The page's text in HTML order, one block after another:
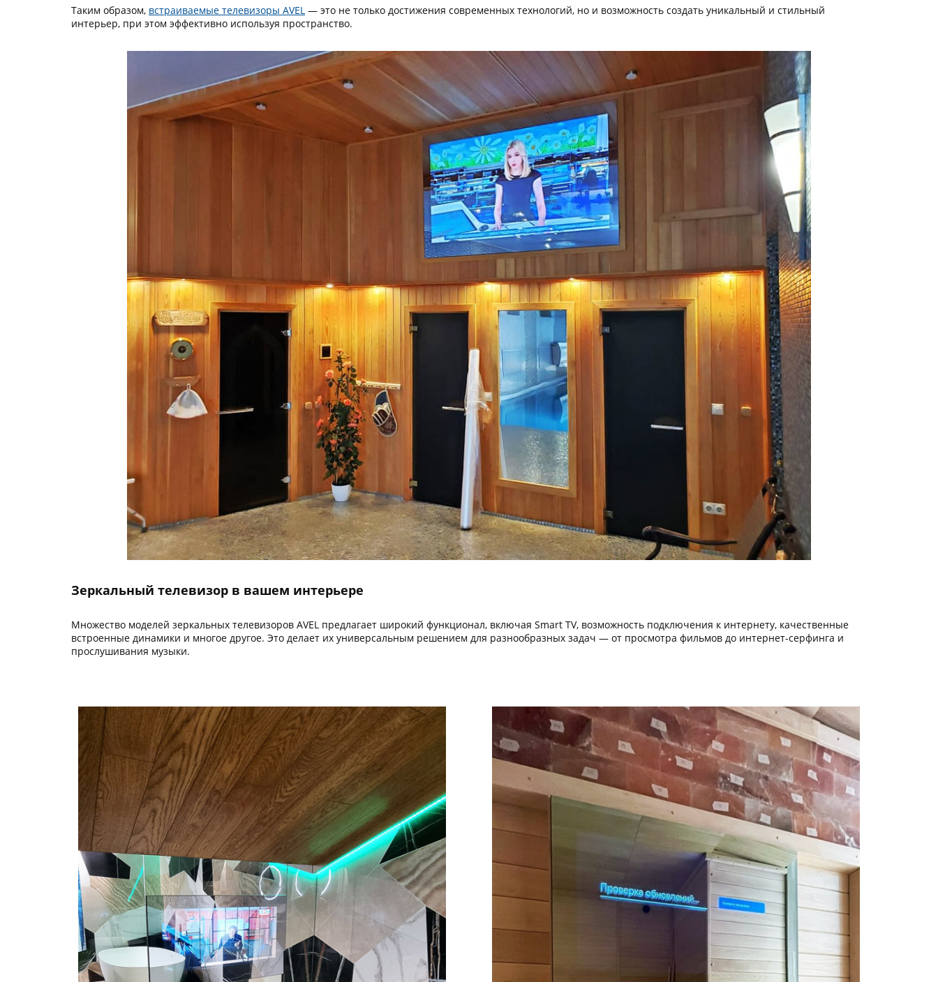
Таким образом, встраиваемые телевизоры AVEL — это не только достижения современных технологий, но и возможность создать уникальный и стильный
интерьер, при этом эффективно используя пространство.
Зеркальный телевизор в вашем интерьере
Множество моделей зеркальных телевизоров AVEL предлагает широкий функционал, включая Smart TV, возможность подключения к интернету, качественные
встроенные динамики и многое другое. Это делает их универсальным решением для разнообразных задач — от просмотра фильмов до интернет-серфинга и
прослушивания музыки.